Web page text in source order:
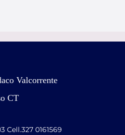
Valcorrente
CT
Cell.327 0161569